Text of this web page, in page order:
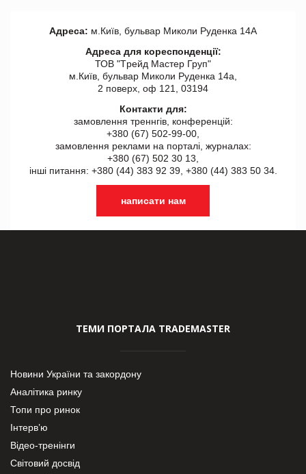
Адреса: м.Київ, бульвар Миколи Руденка 14А
Адреса для кореспонденції:
ТОВ "Tрейд Мастер Груп"
м.Київ, бульвар Миколи Руденка 14а,
2 поверх, оф 121, 03194
Контакти для:
замовлення треннгів, конференцій:
+380 (67) 502-99-00,
замовлення реклами на порталі, журналах:
+380 (67) 502 30 13,
інші питання: +380 (44) 383 92 39, +380 (44) 383 50 34.
написати нам
ТЕМИ ПОРТАЛА TRADEMASTER
Новини України та закордону
Аналітика ринку
Топи про ринок
Інтерв’ю
Відео-тренінги
Світовий досвід